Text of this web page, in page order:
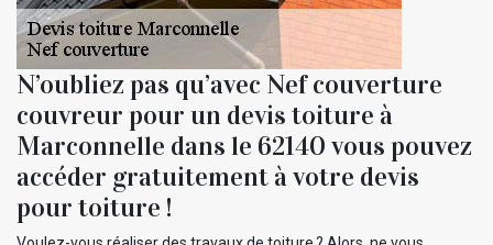
N’oubliez pas qu’avec Nef couverture
couvreur pour un devis toiture à
Marconnelle dans le 62140 vous pouvez
accéder gratuitement à votre devis
pour toiture !